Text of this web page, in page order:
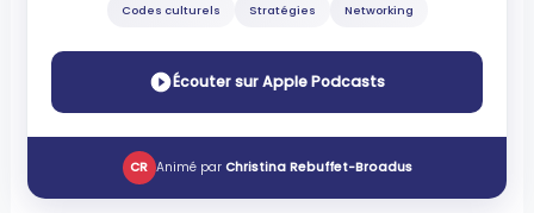
Codes culturels Stratégies Networking
Écouter sur Apple Podcasts
CR Animé par Christina Rebuffet-Broadus